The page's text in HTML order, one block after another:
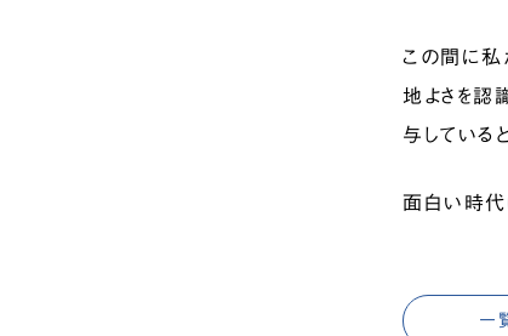
この間に私
地よさを認
与している
面白い時代
一